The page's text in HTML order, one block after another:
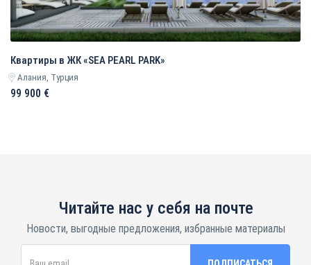
Квартиры в ЖК «SEA PEARL PARK»
Алания, Турция
99 900 €
Читайте нас у себя на почте
Новости, выгодные предложения, избранные материалы